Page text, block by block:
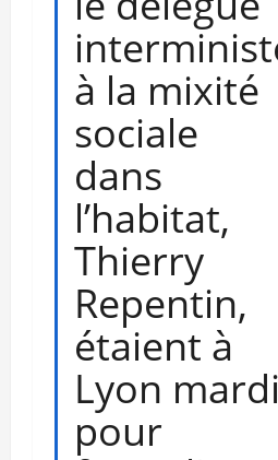
à la mixité
sociale
dans
l’habitat,
Thierry
Repentin,
étaient à
Lyon mardi
pour